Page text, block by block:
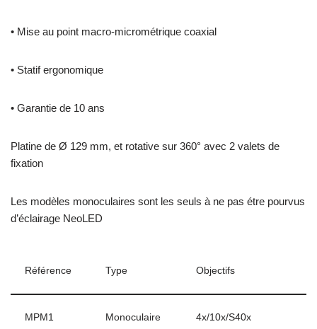
• Mise au point macro-micrométrique coaxial
• Statif ergonomique
• Garantie de 10 ans
Platine de Ø 129 mm, et rotative sur 360° avec 2 valets de
fixation
Les modèles monoculaires sont les seuls à ne pas étre pourvus
d’éclairage NeoLED
Référence Type Objectifs
MPM1 Monoculaire 4x/10x/S40x